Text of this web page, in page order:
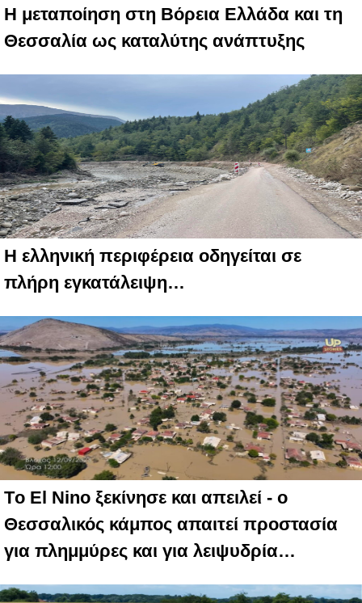
Η μεταποίηση στη Βόρεια Ελλάδα και τη
Θεσσαλία ως καταλύτης ανάπτυξης
Η ελληνική περιφέρεια οδηγείται σε
πλήρη εγκατάλειψη…
Tο El Nino ξεκίνησε και απειλεί - ο
Θεσσαλικός κάμπος απαιτεί προστασία
για πλημμύρες και για λειψυδρία…